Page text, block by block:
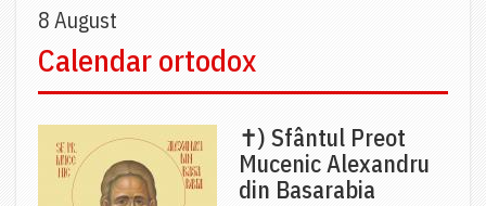
8 August
Calendar ortodox
✝) Sfântul Preot
Mucenic Alexandru
din Basarabia